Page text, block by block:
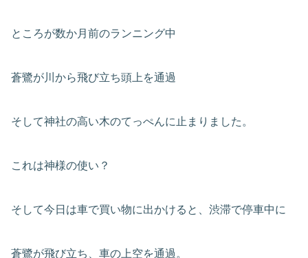
ところが数か月前のランニング中
蒼鷺が川から飛び立ち頭上を通過
そして神社の高い木のてっぺんに止まりました。
これは神様の使い？
そして今日は車で買い物に出かけると、渋滞で停車中に
蒼鷺が飛び立ち、車の上空を通過。